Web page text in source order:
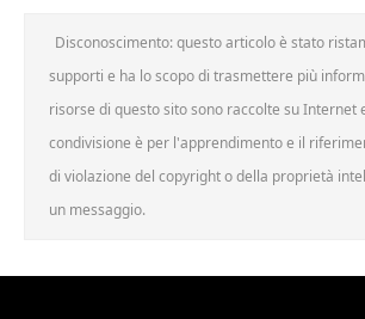
Disconoscimento: questo articolo è stato
supporti e ha lo scopo di trasmettere più
risorse di questo sito sono raccolte su Internet
condivisione è per l'apprendimento e il
di violazione del copyright o della proprietà
un messaggio.